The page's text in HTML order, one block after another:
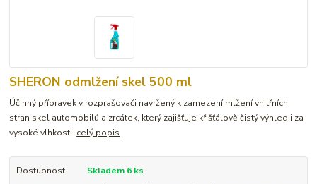
SHERON odmlžení skel 500 ml
Účinný přípravek v rozprašovači navržený k zamezení mlžení vnitřních
stran skel automobilů a zrcátek, který zajišťuje křišťálově čistý výhled i za
vysoké vlhkosti. celý popis
Dostupnost
Skladem 6 ks